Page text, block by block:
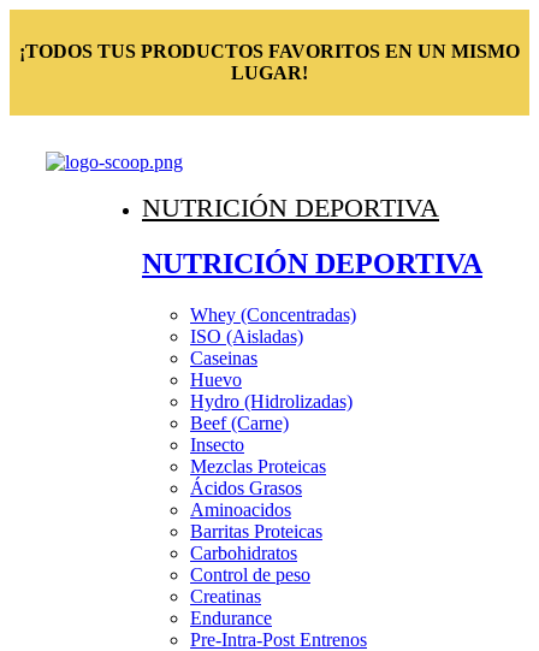
¡TODOS TUS PRODUCTOS FAVORITOS EN UN MISMO
LUGAR!
NUTRICIÓN DEPORTIVA
NUTRICIÓN DEPORTIVA
Whey (Concentradas)
ISO (Aisladas)
Caseinas
Huevo
Hydro (Hidrolizadas)
Beef (Carne)
Insecto
Mezclas Proteicas
Ácidos Grasos
Aminoacidos
Barritas Proteicas
Carbohidratos
Control de peso
Creatinas
Endurance
Pre-Intra-Post Entrenos